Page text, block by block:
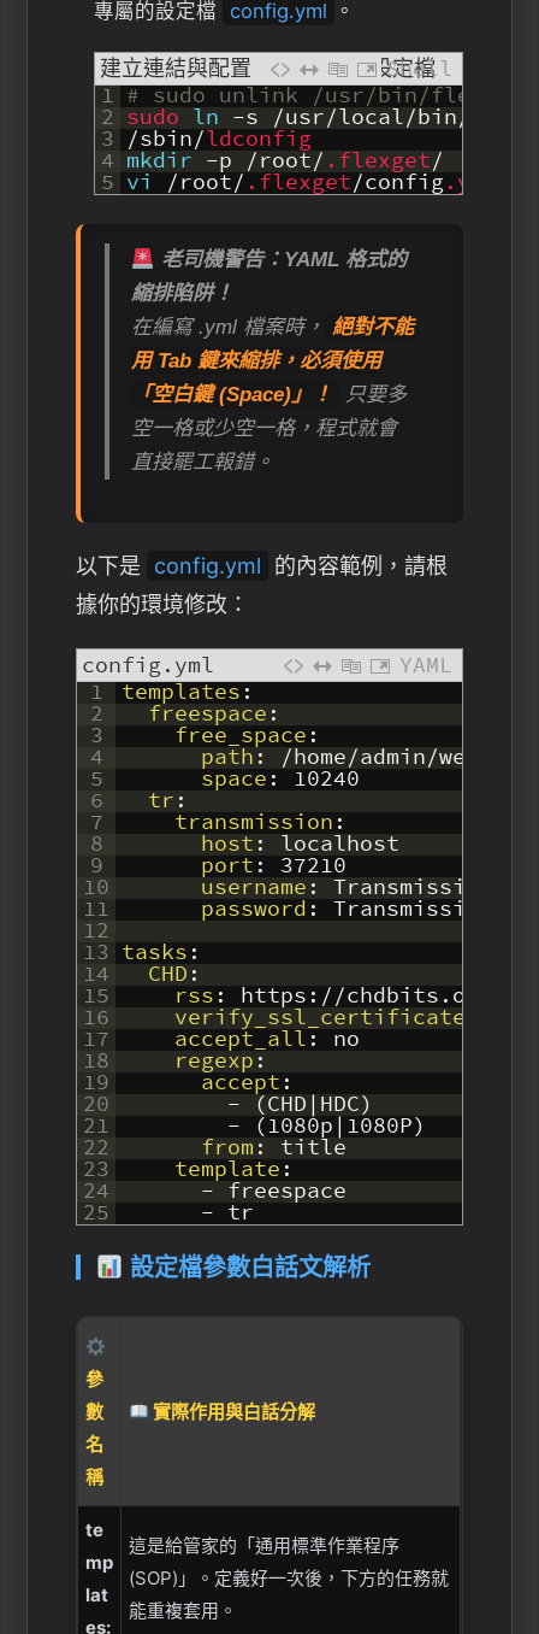
專屬的設定檔 config.yml 。
建立連結與配置 FlexGet 設定檔
Shell
1
2
3
4
5
# sudo unlink /usr/bin/flexget
sudo ln -s /usr/local/bin/
/sbin/ldconfig
mkdir -p /root/.flexget/
vi /root/.flexget/config.yml
老司機警告：YAML 格式的
縮排陷阱！
在編寫 .yml 檔案時， 絕對不能
用 Tab 鍵來縮排，必須使用
「空白鍵 (Space)」！
只要多
空一格或少空一格，程式就會
直接罷工報錯。
以下是 config.yml
的內容範例，請根
據你的環境修改：
config.yml
YAML
1
2
3
4
5
6
7
8
9
10
11
12
13
14
15
16
17
18
19
20
21
22
23
24
25
templates:
freespace:
free_space:
path: /home/admin/web
space: 10240
tr:
transmission:
host: localhost
port: 37210
username: Transmission設定
password: Transmission設
tasks:
CHD:
rss: https://chdbits.org/
verify_ssl_certificates
accept_all: no
regexp:
accept:
- (CHD|HDC)
- (1080p| 1080P)
from: title
template:
- freespace
- tr
設定檔參數白話文解析
參
數
名
稱
實際作用與白話分解
te
mp
lat
es:
這是給管家的「通用標準作業程序
(SOP)」。定義好一次後，下方的任務就
能重複套用。